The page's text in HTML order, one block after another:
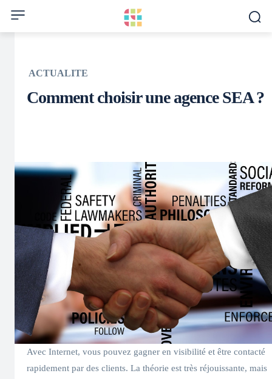
ACTUALITE
Comment choisir une agence SEA ?
Avec Internet, vous pouvez gagner en visibilité et être contacté
rapidement par des clients. La théorie est très réjouissante, mais